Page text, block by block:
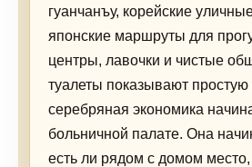
гуанчанъу, корейские
японские маршруты для
центры, лавочки и чистые
туалеты показывают
серебряная экономика
больничной палате. Она
есть ли рядом с домом